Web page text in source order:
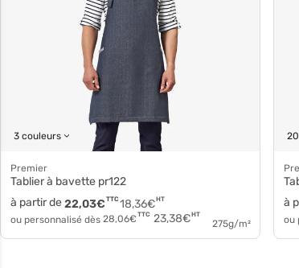
3 couleurs
Premier
Tablier à bavette pr122
à partir de
18,36€HT
22,03€ TTC
ou personnalisé dès 28,06€ TTC 23,38€HT
275g/m²
à
ou